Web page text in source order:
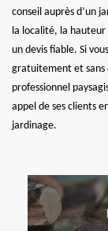
conseil auprès d’un
la localité, la hauteur
un devis fiable. Si
gratuitement et sans
professionnel
appel de ses clients
jardinage.